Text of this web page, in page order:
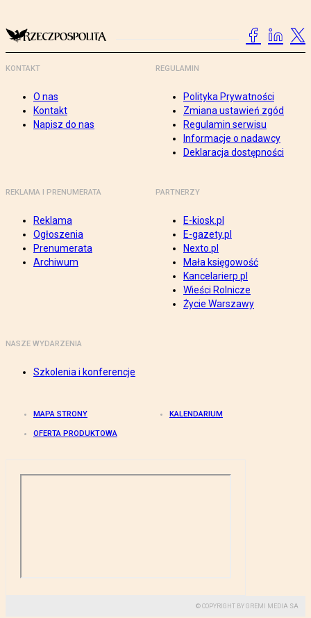
KONTAKT
O nas
Kontakt
Napisz do nas
REGULAMIN
Polityka Prywatności
Zmiana ustawień zgód
Regulamin serwisu
Informacje o nadawcy
Deklaracja dostępności
REKLAMA I PRENUMERATA
Reklama
Ogłoszenia
Prenumerata
Archiwum
PARTNERZY
E-kiosk.pl
E-gazety.pl
Nexto.pl
Mała księgowość
Kancelarierp.pl
Wieści Rolnicze
Życie Warszawy
NASZE WYDARZENIA
Szkolenia i konferencje
MAPA STRONY KALENDARIUM
OFERTA PRODUKTOWA
© COPYRIGHT BY GREMI MEDIA SA